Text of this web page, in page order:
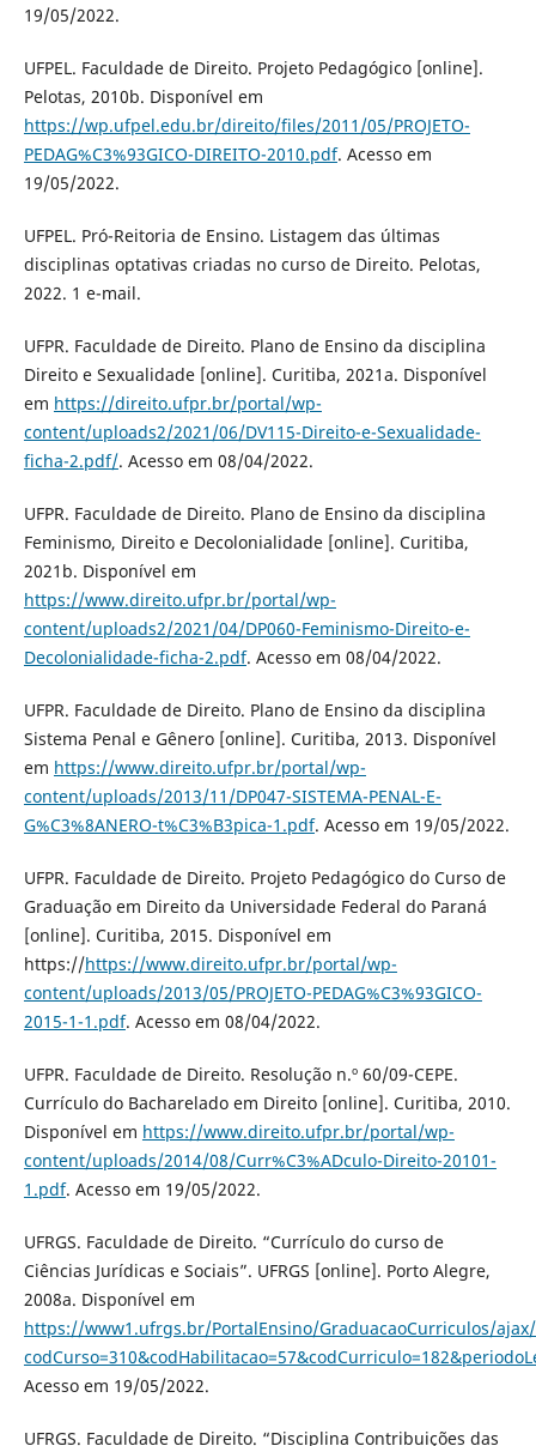
19/05/2022.
UFPEL. Faculdade de Direito. Projeto Pedagógico [online].
Pelotas, 2010b. Disponível em
https://wp.ufpel.edu.br/direito/files/2011/05/PROJETO-
PEDAG%C3%93GICO-DIREITO-2010.pdf. Acesso em
19/05/2022.
UFPEL. Pró-Reitoria de Ensino. Listagem das últimas
disciplinas optativas criadas no curso de Direito. Pelotas,
2022. 1 e-mail.
UFPR. Faculdade de Direito. Plano de Ensino da disciplina
Direito e Sexualidade [online]. Curitiba, 2021a. Disponível
em https://direito.ufpr.br/portal/wp-
content/uploads2/2021/06/DV115-Direito-e-Sexualidade-
ficha-2.pdf/. Acesso em 08/04/2022.
UFPR. Faculdade de Direito. Plano de Ensino da disciplina
Feminismo, Direito e Decolonialidade [online]. Curitiba,
2021b. Disponível em
https://www.direito.ufpr.br/portal/wp-
content/uploads2/2021/04/DP060-Feminismo-Direito-e-
Decolonialidade-ficha-2.pdf. Acesso em 08/04/2022.
UFPR. Faculdade de Direito. Plano de Ensino da disciplina
Sistema Penal e Gênero [online]. Curitiba, 2013. Disponível
em https://www.direito.ufpr.br/portal/wp-
content/uploads/2013/11/DP047-SISTEMA-PENAL-E-
G%C3%8ANERO-t%C3%B3pica-1.pdf. Acesso em 19/05/2022.
UFPR. Faculdade de Direito. Projeto Pedagógico do Curso de
Graduação em Direito da Universidade Federal do Paraná
[online]. Curitiba, 2015. Disponível em
https://https://www.direito.ufpr.br/portal/wp-
content/uploads/2013/05/PROJETO-PEDAG%C3%93GICO-
2015-1-1.pdf. Acesso em 08/04/2022.
UFPR. Faculdade de Direito. Resolução n.º 60/09-CEPE.
Currículo do Bacharelado em Direito [online]. Curitiba, 2010.
Disponível em https://www.direito.ufpr.br/portal/wp-
content/uploads/2014/08/Curr%C3%ADculo-Direito-20101-
1.pdf. Acesso em 19/05/2022.
UFRGS. Faculdade de Direito. “Currículo do curso de
Ciências Jurídicas e Sociais”. UFRGS [online]. Porto Alegre,
2008a. Disponível em
https://www1.ufrgs.br/PortalEnsino/GraduacaoCurriculos/
Acesso em 19/05/2022.
UFRGS. Faculdade de Direito. “Disciplina Contribuições das